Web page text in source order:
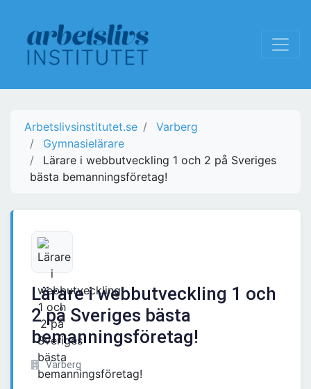
Arbetslivsinstitutet.se
Varberg
Gymnasielärare
Lärare i webbutveckling 1 och 2 på Sveriges
bästa bemanningsföretag!
Lärare i webbutveckling 1 och
2 på Sveriges bästa
bemanningsföretag!
Varberg